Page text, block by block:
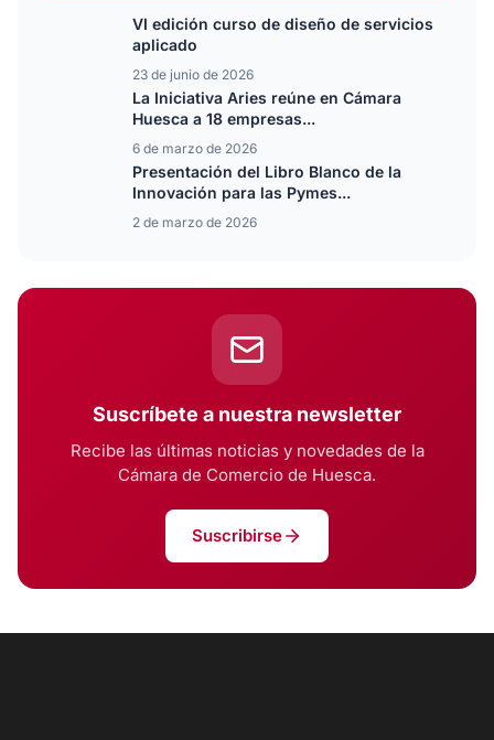
VI edición curso de diseño de servicios
aplicado
23 de junio de 2026
La Iniciativa Aries reúne en Cámara
Huesca a 18 empresas...
6 de marzo de 2026
Presentación del Libro Blanco de la
Innovación para las Pymes...
2 de marzo de 2026
Suscríbete a nuestra newsletter
Recibe las últimas noticias y novedades de la
Cámara de Comercio de Huesca.
Suscribirse